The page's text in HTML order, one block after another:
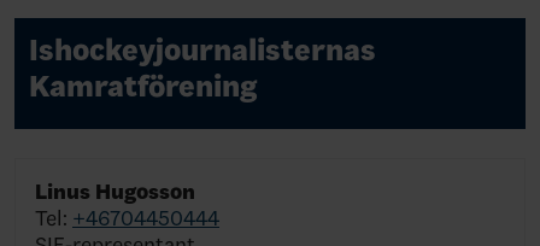
Ishockeyjournalisternas
Kamratförening
Linus Hugosson
Tel: +46704450444